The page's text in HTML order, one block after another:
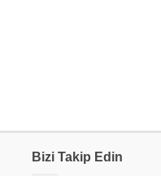
Bizi Takip Edin